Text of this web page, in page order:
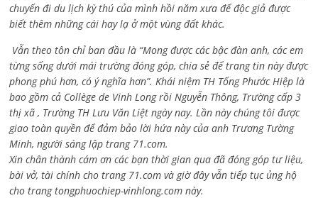
chuyến đi du lịch kỳ thú của mình hồi năm xưa để độc giả được
biết thêm những cái hay lạ ở một vùng đất khác.
Vẫn theo tôn chỉ ban đầu là “Mong được các bậc đàn anh, các em
từng sống dưới mái trường đóng góp, chia sẻ để trang tin này được
phong phú hơn, có ý nghĩa hơn”. Khái niệm TH Tống Phước Hiệp là
bao gồm cả Collège de Vinh Long rồi Nguyễn Thông, Trường cấp 3
thị xã , Trường TH Lưu Văn Liệt ngày nay. Lần này chúng tôi được
giao toàn quyền để đảm bảo lời hứa này của anh Trương Tường
Minh, người sáng lập trang 71.com.
Xin chân thành cám ơn các bạn thời gian qua đã đóng góp tư liệu,
bài vở, tài chính cho trang 71.com và giờ đây vẫn tiếp tục ủng hộ
cho trang tongphuochiep-vinhlong.com này.